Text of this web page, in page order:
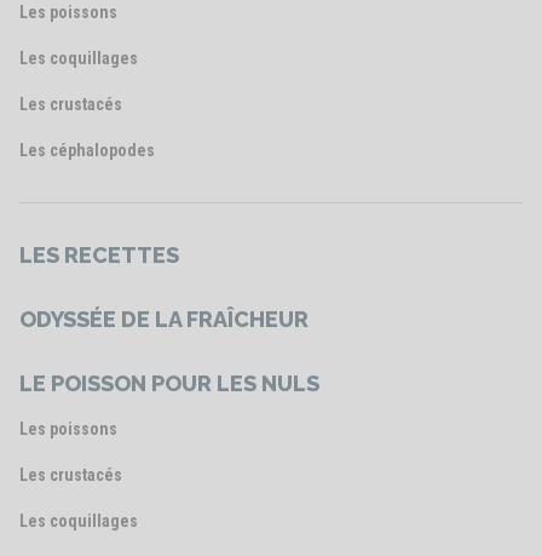
Les poissons
Les coquillages
Les crustacés
Les céphalopodes
LES RECETTES
ODYSSÉE DE LA FRAÎCHEUR
LE POISSON POUR LES NULS
Les poissons
Les crustacés
Les coquillages